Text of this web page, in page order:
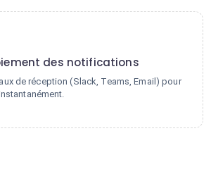
des notifications
de réception (Slack, Teams, Email) pour